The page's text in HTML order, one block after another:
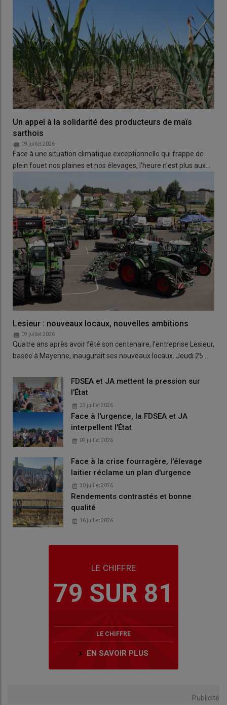
Un appel à la solidarité des producteurs de maïs
sarthois
09 juillet 2026
Face à une situation climatique exceptionnelle qui frappe de
plein fouet nos plaines et nos élevages, l'heure n'est plus aux…
Lesieur : nouveaux locaux, nouvelles ambitions
09 juillet 2026
Quatre ans après avoir fêté son centenaire, l’entreprise Lesieur,
basée à Mayenne, inaugurait ses nouveaux locaux. Jeudi 25…
FDSEA et JA mettent la pression sur
l'État
23 juillet 2026
Face à l'urgence, la FDSEA et JA
interpellent l'État
09 juillet 2026
Face à la crise fourragère, l'élevage
laitier réclame un plan d'urgence
30 juillet 2026
Rendements contrastés et bonne
qualité
16 juillet 2026
LE CHIFFRE
79 SUR 81
LE CHIFFRE
EN SAVOIR PLUS
Publicité